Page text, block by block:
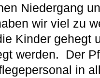
Niedergang
wir viel zu
Kinder gehegt
werden. Der
in